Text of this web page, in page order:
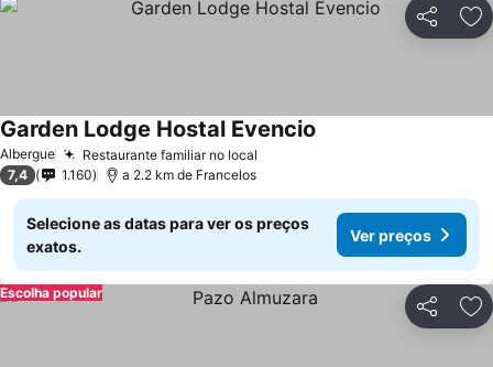
Partilhar
Albergue Restaurante familiar no local
Garden Lodge Hostal Evencio
7,4 1.160 a 2.2 km de Francelos
Selecione as datas para ver os preços
exatos.
Ver preços
Partilhar
Escolha popular